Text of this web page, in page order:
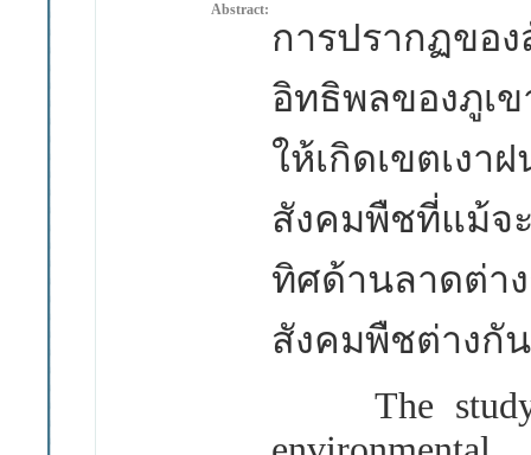
Abstract:
การปรากฏข
อิทธิพลของภูเ
ให้เกิดเขตเงา
สังคมพืชที่แม้จ
ทิศด้านลาดต่า
สังคมพืชต่างกั
The study